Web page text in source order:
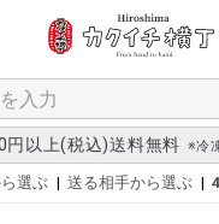
円以上(税込)送料無料 ※冷
選ぶ | 送る相手から選ぶ |